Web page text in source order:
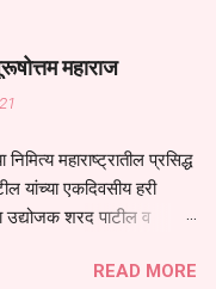
महाराज
महाराष्ट्रातील प्रसिद्ध
यांच्या एकदिवसीय हरी
उद्योजक शरद पाटील व
घ्यावा* *तेणे विन जिवा सुख
READ MORE